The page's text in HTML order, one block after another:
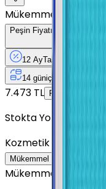
Mükemmel
Peşin Fiyatına
12 AyTaksit
14 güniçinde iade
7.473 TL Peşin Fiyatına
Stokta Yok
Kozmetik Durumu
Mükemmel
Mükemmel